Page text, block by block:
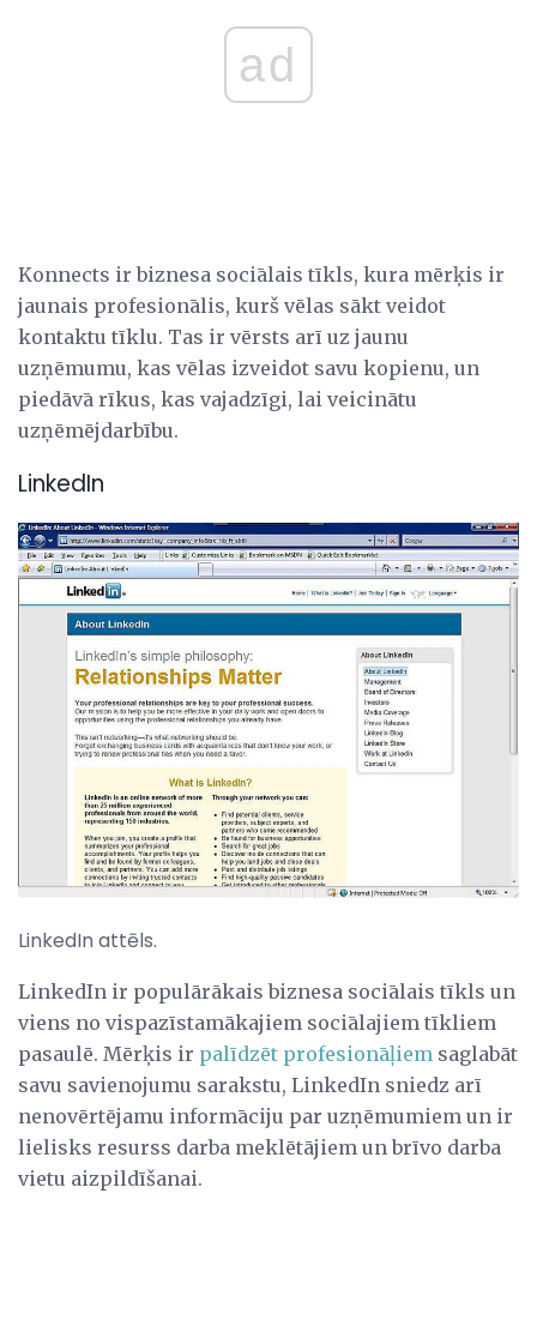
ad
Konnects ir biznesa sociālais tīkls, kura mērķis ir
jaunais profesionālis, kurš vēlas sākt veidot
kontaktu tīklu. Tas ir vērsts arī uz jaunu
uzņēmumu, kas vēlas izveidot savu kopienu, un
piedāvā rīkus, kas vajadzīgi, lai veicinātu
uzņēmējdarbību.
LinkedIn
LinkedIn attēls.
LinkedIn ir populārākais biznesa sociālais tīkls un
viens no vispazīstamākajiem sociālajiem tīkliem
pasaulē. Mērķis ir palīdzēt profesionāļiem saglabāt
savu savienojumu sarakstu, LinkedIn sniedz arī
nenovērtējamu informāciju par uzņēmumiem un ir
lielisks resurss darba meklētājiem un brīvo darba
vietu aizpildīšanai.